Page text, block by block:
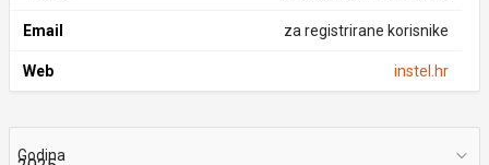
Email za registrirane korisnike
Web instel.hr
Godina